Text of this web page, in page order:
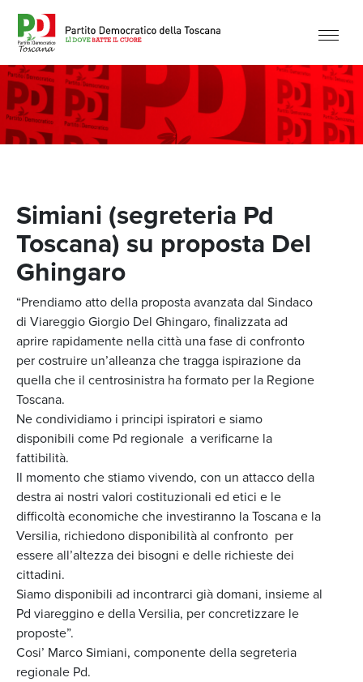
Simiani (segreteria Pd
Toscana) su proposta Del
Ghingaro
“Prendiamo atto della proposta avanzata dal Sindaco
di Viareggio Giorgio Del Ghingaro, finalizzata ad
aprire rapidamente nella città una fase di confronto
per costruire un’alleanza che tragga ispirazione da
quella che il centrosinistra ha formato per la Regione
Toscana.
Ne condividiamo i principi ispiratori e siamo
disponibili come Pd regionale a verificarne la
fattibilità.
Il momento che stiamo vivendo, con un attacco della
destra ai nostri valori costituzionali ed etici e le
difficoltà economiche che investiranno la Toscana e la
Versilia, richiedono disponibilità al confronto per
essere all’altezza dei bisogni e delle richieste dei
cittadini.
Siamo disponibili ad incontrarci già domani, insieme al
Pd viareggino e della Versilia, per concretizzare le
proposte”.
Cosi’ Marco Simiani, componente della segreteria
regionale Pd.